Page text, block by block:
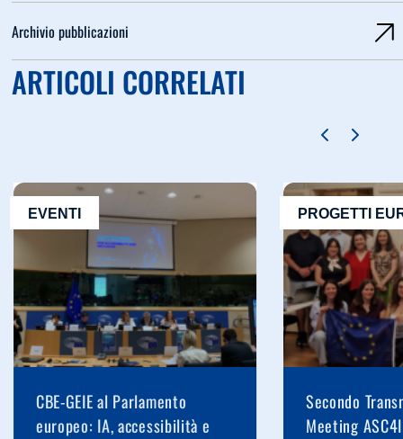
Archivio pubblicazioni
ARTICOLI CORRELATI
EVENTI
CBE-GEIE al Parlamento
europeo: IA, accessibilità e
PROGETTI
Secondo
Meeting